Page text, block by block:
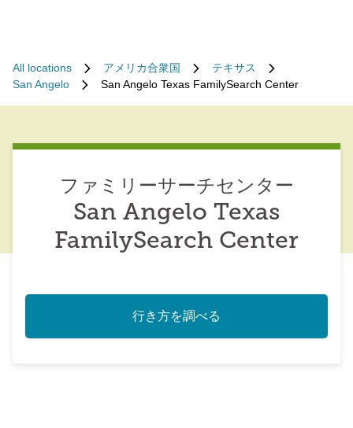
All locations アメリカ合衆国
テキサス
San Angelo
San Angelo Texas FamilySearch Center
ファミリーサーチセンター
San Angelo Texas
FamilySearch Center
行き方を調べる